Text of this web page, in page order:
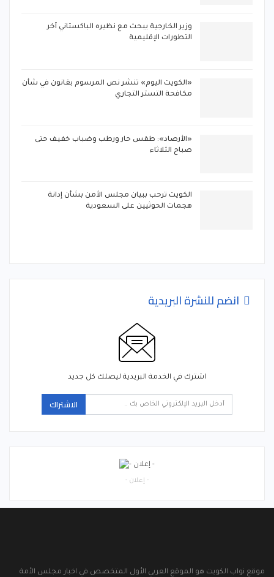
وزير الخارجية يبحث مع نظيره الباكستاني آخر
التطورات الإقليمية
«الكويت اليوم» تنشر نص المرسوم بقانون في شأن
مكافحة التستر التجاري
«الأرصاد»: طقس حار ورطب وضباب خفيف حتى
صباح الثلاثاء
الكويت ترحب ببيان مجلس الأمن بشأن إدانة
هجمات الحوثيين على السعودية
انضم للنشرة البريدية
اشترك في الخدمة البريدية ليصلك كل جديد
الاشتراك
- إعلان -
موقع نواب الكويت هو الموقع العربي الأول المتخصص في اخبار مجلس الأمة